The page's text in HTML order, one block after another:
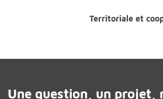
Territoriale et
Une question, un projet,